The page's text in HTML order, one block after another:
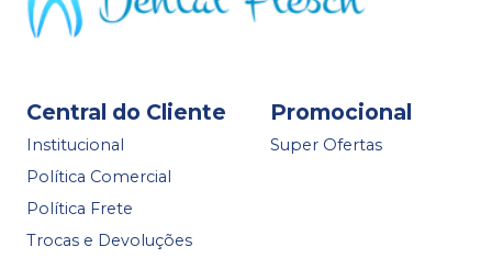
Central do Cliente
Institucional
Política Comercial
Política Frete
Trocas e Devoluções
Promocional
Super Ofertas